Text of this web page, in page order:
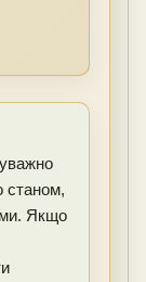
станом,
Якщо